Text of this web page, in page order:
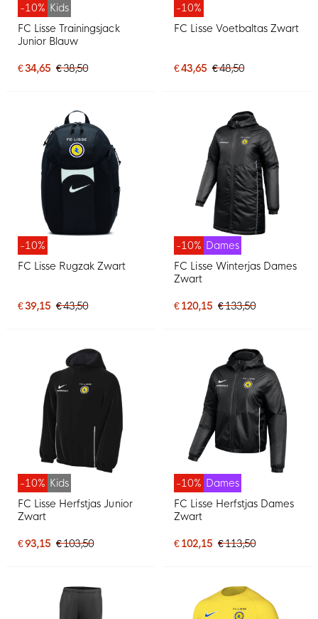
-10% Kids
FC Lisse Trainingsjack
Junior Blauw
€ 34,65 € 38,50
-10%
FC Lisse Voetbaltas Zwart
€ 43,65 € 48,50
-10%
FC Lisse Rugzak Zwart
€ 39,15 € 43,50
-10% Dames
FC Lisse Winterjas Dames
Zwart
€ 120,15 € 133,50
-10% Kids
FC Lisse Herfstjas Junior
Zwart
€ 93,15 € 103,50
-10% Dames
FC Lisse Herfstjas Dames
Zwart
€ 102,15 € 113,50